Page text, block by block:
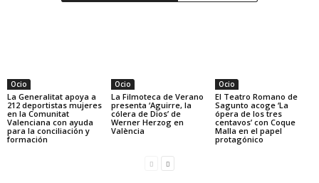
Ocio
La Generalitat apoya a
212 deportistas mujeres
en la Comunitat
Valenciana con ayuda
para la conciliación y
formación
Ocio
La Filmoteca de Verano
presenta ‘Aguirre, la
cólera de Dios’ de
Werner Herzog en
València
Ocio
El Teatro Romano de
Sagunto acoge ‘La
ópera de los tres
centavos’ con Coque
Malla en el papel
protagónico